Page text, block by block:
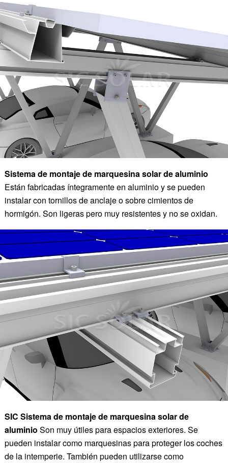
Sistema de montaje de marquesina solar de aluminio
Están fabricadas íntegramente en aluminio y se pueden
instalar con tornillos de anclaje o sobre cimientos de
hormigón. Son ligeras pero muy resistentes y no se oxidan.
SIC Sistema de montaje de marquesina solar de
aluminio Son muy útiles para espacios exteriores. Se
pueden instalar como marquesinas para proteger los coches
de la intemperie. También pueden utilizarse como